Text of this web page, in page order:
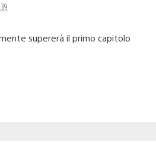
supererà il primo capitolo